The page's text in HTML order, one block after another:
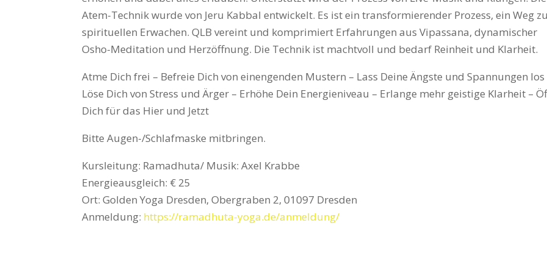
Atem-Technik wurde von Jeru Kabbal entwickelt. Es ist ein transformierender Prozess, ein Weg
spirituellen Erwachen. QLB vereint und komprimiert Erfahrungen aus Vipassana, dynamischer
Osho-Meditation und Herzöffnung. Die Technik ist machtvoll und bedarf Reinheit und Klarheit.
Atme Dich frei – Befreie Dich von einengenden Mustern – Lass Deine Ängste und Spannungen los
Löse Dich von Stress und Ärger – Erhöhe Dein Energieniveau – Erlange mehr geistige Klarheit –
Dich für das Hier und Jetzt
Bitte Augen-/Schlafmaske mitbringen.
Kursleitung: Ramadhuta/ Musik: Axel Krabbe
Energieausgleich: € 25
Ort: Golden Yoga Dresden, Obergraben 2, 01097 Dresden
Anmeldung: https://ramadhuta-yoga.de/anmeldung/